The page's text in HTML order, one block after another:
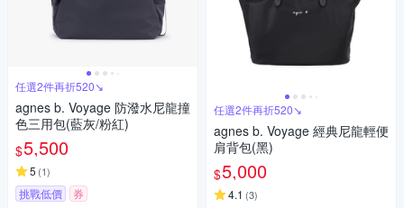
任選2件再折520↘
agnes b. Voyage 防潑水尼龍撞
色三用包(藍灰/粉紅)
$5,500
5 (1)
挑戰低價 券
任選2件再折520↘
agnes b. Voyage 經典尼龍輕便
肩背包(黑)
$5,000
4.1 (3)